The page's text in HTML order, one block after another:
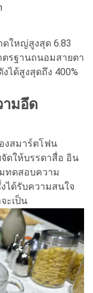
ใหญ่สูงสุด 6.83
ตรฐานถนอมสายตา
ได้สูงสุดถึง 400%
มอึด
งสมาร์ตโฟน
จัดให้บรรดาสื่อ อิน
ทดสอบความ
ได้รับความสนใจ
ะเป็น